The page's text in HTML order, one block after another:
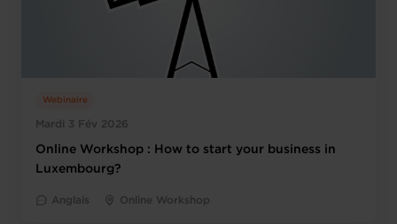
Mardi 3 Fév 2026
Webinaire
Online Workshop : How to start your business in
Luxembourg?
Anglais Online Workshop